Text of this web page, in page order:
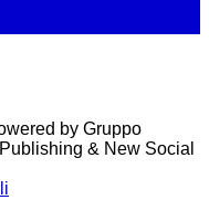
by Gruppo
& New Social